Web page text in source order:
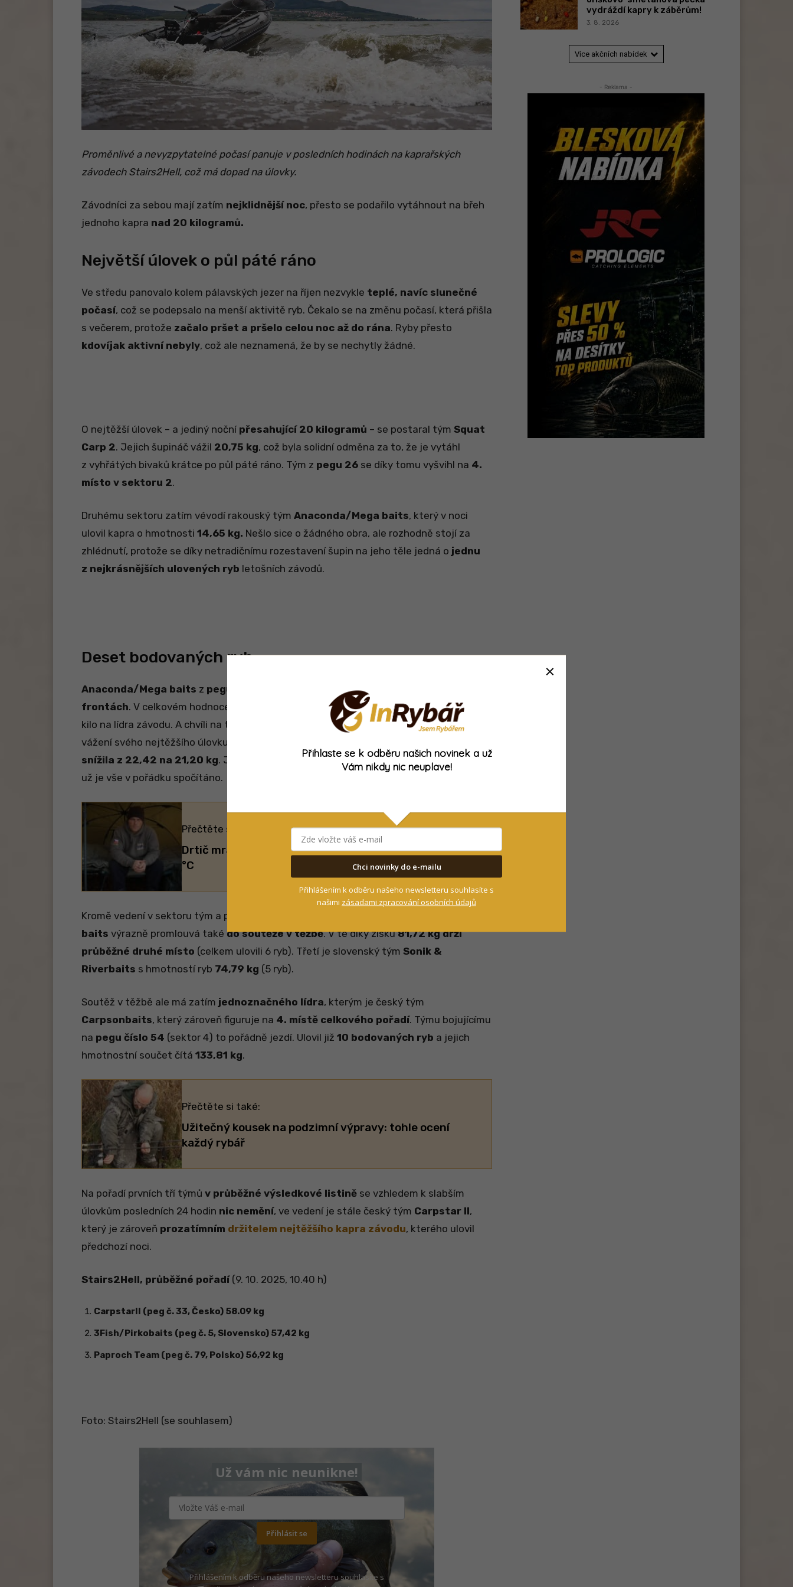
Proměnlivé a nevyzpytatelné počasí panuje v posledních hodinách na kaprařských
závodech Stairs2Hell, což má dopad na úlovky.
Závodníci za sebou mají zatím nejklidnější noc, přesto se podařilo vytáhnout na břeh
jednoho kapra nad 20 kilogramů.
Největší úlovek o půl páté ráno
Ve středu panovalo kolem pálavských jezer na říjen nezvykle teplé, navíc slunečné
počasí, což se podepsalo na menší aktivitě ryb. Čekalo se na změnu počasí, která přišla
s večerem, protože začalo pršet a pršelo celou noc až do rána. Ryby přesto
kdovíjak aktivní nebyly, což ale neznamená, že by se nechytly žádné.
O nejtěžší úlovek – a jediný noční přesahující 20 kilogramů – se postaral tým Squat
Carp 2. Jejich šupináč vážil 20,75 kg, což byla solidní odměna za to, že je vytáhl
z vyhřátých bivaků krátce po půl páté ráno. Tým z pegu 26 se díky tomu vyšvihl na 4.
místo v sektoru 2.
Druhému sektoru zatím vévodí rakouský tým Anaconda/Mega baits, který v noci
ulovil kapra o hmotnosti 14,65 kg. Nešlo sice o žádného obra, ale rozhodně stojí za
zhlédnutí, protože se díky netradičnímu rozestavení šupin na jeho těle jedná o jednu
z nejkrásnějších ulovených ryb letošních závodů.
Deset bodovaných ryb
Anaconda/Mega baits z pegu 20 výrazně promlouvá do pořadí hned
frontách. V celkovém hodnocení závodu si zatím drží sedmou příčkuse ztrátou 6,34
kilo na lídra závodu. A chvíli na tom byli ještě trochu lépe, jenomže se ukázalo, že při
vážení svého nejtěžšího úlovku
snížila z 22,42 na 21,20 kg. Jak vidno, chybu můžete udělat kdykoliv, ale hlavně, že
už je vše v pořádku spočítáno.
Přečtěte si také:
Drtič mrazu: rybářský spacák pro pohodlné spaní i v -12
°C
Kromě vedení v sektoru tým a postavení v top 10 celkového pořadí
baits výrazně promlouvá také do soutěže v těžbě. V té díky zisku81,72 kg drží
průběžné druhé místo (celkem ulovili 6 ryb). Třetí je slovenský tým Sonik &
Riverbaits s hmotností ryb 74,79 kg (5 ryb).
Soutěž v těžbě ale má zatím jednoznačného lídra, kterým je český tým
Carpsonbaits, který zároveň figuruje na 4. místě celkového pořadí. Týmu bojujícímu
na pegu číslo 54 (sektor 4) to pořádně jezdí. Ulovil již 10 bodovaných ryb a jejich
hmotnostní součet čítá 133,81 kg.
Přečtěte si také:
Užitečný kousek na podzimní výpravy: tohle ocení
každý rybář
Na pořadí prvních tří týmů v průběžné výsledkové listině se vzhledem k slabším
úlovkům posledních 24 hodin nic nemění, ve vedení je stále český tým Carpstar II,
který je zároveň prozatímním držitelem nejtěžšího kapra závodu, kterého ulovil
předchozí noci.
Stairs2Hell, průběžné pořadí(9. 10. 2025, 10.40 h)
CarpstarII (peg č. 33, Česko) 58.09 kg
3Fish/Pirkobaits (peg č. 5, Slovensko) 57,42 kg
Paproch Team (peg č. 79, Polsko) 56,92 kg
Foto: Stairs2Hell (se souhlasem)
Už vám nic neunikne!
Přihlásit se
Přihlášením k odběru našeho newsletteru souhlasíte s
vydráždí kapry k záběrům!
3. 8. 2026
Více akčních nabídek
- Reklama -
Přihlaste se k odběru našich novinek a už
Vám nikdy nic neuplave!
Chci novinky do e-mailu
Přihlášením k odběru našeho newsletteru souhlasíte s
našimi zásadami zpracování osobních údajů